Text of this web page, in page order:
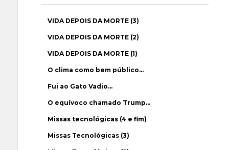
VIDA DEPOIS DA MORTE (3)
VIDA DEPOIS DA MORTE (2)
VIDA DEPOIS DA MORTE (1)
O clima como bem público…
Fui ao Gato Vadio…
O equívoco chamado Trump…
Missas tecnológicas (4 e fim)
Missas Tecnológicas (3)